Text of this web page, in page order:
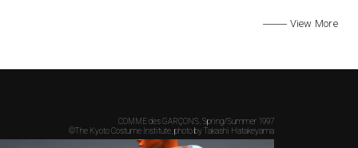
View More
COMME des GARÇONS, Spring/Summer 1997
©The Kyoto Costume Institute, photo by Takashi Hatakeyama